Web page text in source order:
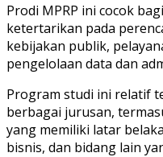
Prodi MPRP ini cocok
ketertarikan pada
kebijakan publik,
pengelolaan data dan
Program studi ini relatif
berbagai jurusan,
yang memiliki latar
bisnis, dan bidang lain